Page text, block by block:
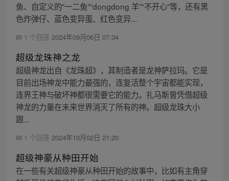
鱼、自定义的“一二鱼”“dongdong 羊”“不开心”等，还有黑
色炸弹仔、蓝色变异蛋、红色变异...
1 个回答 2024年09月06日 07:34
超级龙珠神之龙
超级神龙出自《龙珠超》，其制造者是龙神萨拉玛。它是
目前出场神龙中能力最强的，连复活整个宇宙都能实现，
连界王神与破坏神都很需要它的能力。扎马斯曾凭借超级
神龙的力量在未来世界消灭了所有的神。超级龙珠大小
跟...
1 个回答 2024年10月02日 21:20
超级神豪从种田开始
在一些有关超级神豪从种田开始的故事中，比如有主角穿